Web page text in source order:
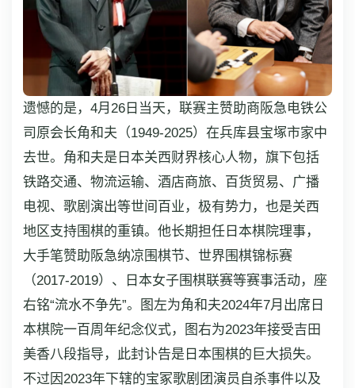
遗憾的是，4月26日当天，联赛主赞助商阪急电铁公
司原会长角和夫（1949-2025）在兵库县宝塚市家中
去世。角和夫是日本关西财界核心人物，旗下包括
铁路交通、物流运输、酒店商旅、百货贸易、广播
电视、歌剧演出等世间百业，极有势力，也是关西
地区支持围棋的重镇。他长期担任日本棋院理事，
大手笔赞助阪急纳凉围棋节、世界围棋锦标赛
（2017-2019）、日本女子围棋联赛等赛事活动，座
右铭“流水不争先”。图左为角和夫2024年7月出席日
本棋院一百周年纪念仪式，图右为2023年接受吉田
美香八段指导，此封讣告是日本围棋的巨大损失。
不过因2023年下辖的宝冢歌剧团演员自杀事件以及